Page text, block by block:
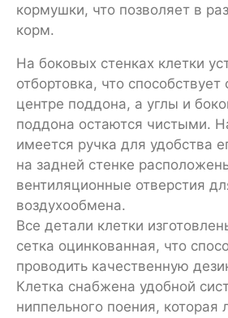
кормушки, что позволяет в
корм.
На боковых стенках клетки
отбортовка, что
центре поддона, а углы и
поддона остаются чистыми.
имеется ручка для удобства
на задней стенке
вентиляционные отверстия
воздухообмена.
Все детали клетки
сетка оцинкованная, что
проводить качественную
Клетка снабжена удобной
ниппельного поения, которая